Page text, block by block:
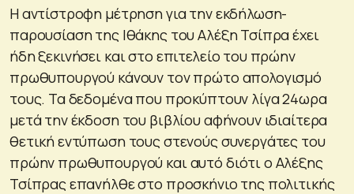
Η αντίστροφη μέτρηση για την εκδήλωση-
παρουσίαση της Ιθάκης του Αλέξη Τσίπρα έχει
ήδη ξεκινήσει και στο επιτελείο του πρώην
πρωθυπουργού κάνουν τον πρώτο απολογισμό
τους. Τα δεδομένα που προκύπτουν λίγα 24ωρα
μετά την έκδοση του βιβλίου αφήνουν ιδιαίτερα
θετική εντύπωση τους στενούς συνεργάτες του
πρώην πρωθυπουργού και αυτό διότι ο Αλέξης
Τσίπρας επανήλθε στο προσκήνιο της πολιτικής